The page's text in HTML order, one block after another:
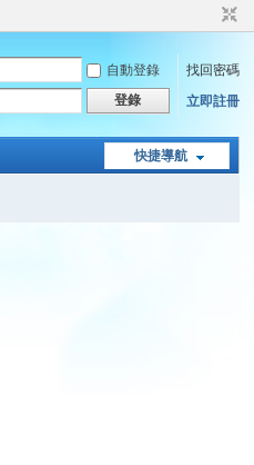
自動登錄
找回密碼
登錄 立即註冊
快捷導航